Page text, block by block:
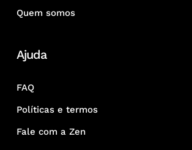
Quem somos
Ajuda
FAQ
Políticas e termos
Fale com a Zen